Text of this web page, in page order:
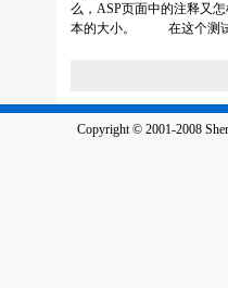
么，ASP页面中的注释又
本的大小。 在这个测
Copyright © 2001-2008